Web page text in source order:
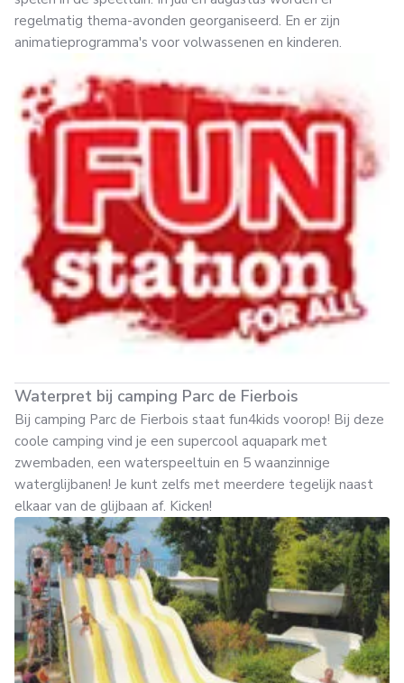
regelmatig thema-avonden georganiseerd. En er zijn
animatieprogramma's voor volwassenen en kinderen.
Waterpret bij camping Parc de Fierbois
Bij camping Parc de Fierbois staat fun4kids voorop! Bij deze
coole camping vind je een supercool aquapark met
zwembaden, een waterspeeltuin en 5 waanzinnige
waterglijbanen! Je kunt zelfs met meerdere tegelijk naast
elkaar van de glijbaan af. Kicken!